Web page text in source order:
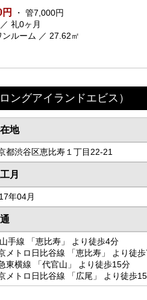
・ 管7,000円
礼0ヶ月
ルーム ／ 27.62㎡
ロングアイランドエビス）
地
都渋谷区恵比寿１丁目22-21
月
年04月
手線 「恵比寿」 より徒歩4分
メトロ日比谷線 「恵比寿」 より徒
東横線 「代官山」 より徒歩15分
メトロ日比谷線 「広尾」 より徒歩